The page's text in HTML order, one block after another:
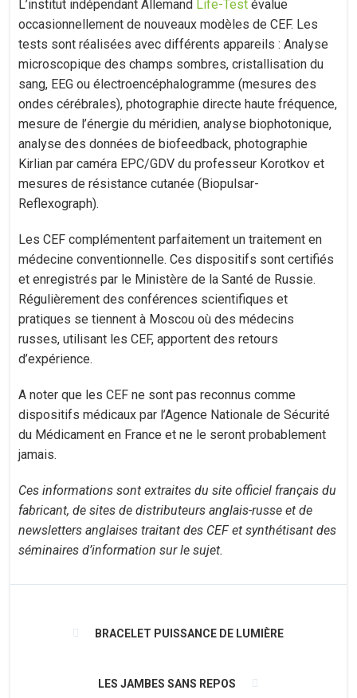
L’institut indépendant Allemand Life-Test évalue
occasionnellement de nouveaux modèles de CEF. Les
tests sont réalisées avec différents appareils : Analyse
microscopique des champs sombres, cristallisation du
sang, EEG ou électroencéphalogramme (mesures des
ondes cérébrales), photographie directe haute fréquence,
mesure de l’énergie du méridien, analyse biophotonique,
analyse des données de biofeedback, photographie
Kirlian par caméra EPC/GDV du professeur Korotkov et
mesures de résistance cutanée (Biopulsar-
Reflexograph).
Les CEF complémentent parfaitement un traitement en
médecine conventionnelle. Ces dispositifs sont certifiés
et enregistrés par le Ministère de la Santé de Russie.
Régulièrement des conférences scientifiques et
pratiques se tiennent à Moscou où des médecins
russes, utilisant les CEF, apportent des retours
d’expérience.
A noter que les CEF ne sont pas reconnus comme
dispositifs médicaux par l’Agence Nationale de Sécurité
du Médicament en France et ne le seront probablement
jamais.
Ces informations sont extraites du site officiel français du
fabricant, de sites de distributeurs anglais-russe et de
newsletters anglaises traitant des CEF et synthétisant des
séminaires d’information sur le sujet.
BRACELET PUISSANCE DE LUMIÈRE
LES JAMBES SANS REPOS